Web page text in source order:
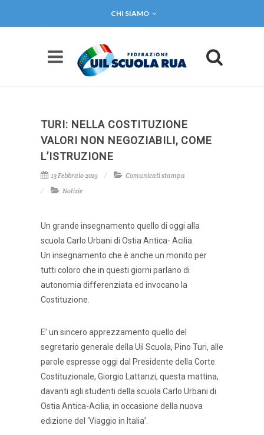
CHI SIAMO
TURI: NELLA COSTITUZIONE
VALORI NON NEGOZIABILI, COME
L’ISTRUZIONE
13 Febbraio 2019
Comunicati stampa
Notizie
Un grande insegnamento quello di oggi alla
scuola Carlo Urbani di Ostia Antica- Acilia.
Un insegnamento che è anche un monito per
tutti coloro che in questi giorni parlano di
autonomia differenziata ed invocano la
Costituzione.
E’ un sincero apprezzamento quello del
segretario generale della Uil Scuola, Pino Turi, alle
parole espresse oggi dal Presidente della Corte
Costituzionale, Giorgio Lattanzi, questa mattina,
davanti agli studenti della scuola Carlo Urbani di
Ostia Antica-Acilia, in occasione della nuova
edizione del ‘Viaggio in Italia’.